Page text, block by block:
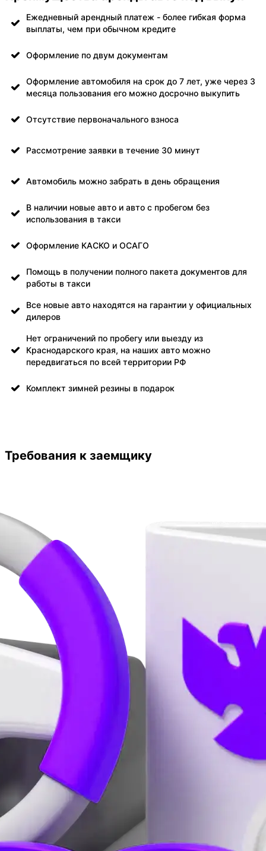
Ежедневный арендный платеж - более гибкая форма
выплаты, чем при обычном кредите
Оформление по двум документам
Оформление автомобиля на срок до 7 лет, уже через 3
месяца пользования его можно досрочно выкупить
Отсутствие первоначального взноса
Рассмотрение заявки в течение 30 минут
Автомобиль можно забрать в день обращения
В наличии новые авто и авто с пробегом без
использования в такси
Оформление КАСКО и ОСАГО
Помощь в получении полного пакета документов для
работы в такси
Все новые авто находятся на гарантии у официальных
дилеров
Нет ограничений по пробегу или выезду из
Краснодарского края, на наших авто можно
передвигаться по всей территории РФ
Комплект зимней резины в подарок
Требования к заемщику